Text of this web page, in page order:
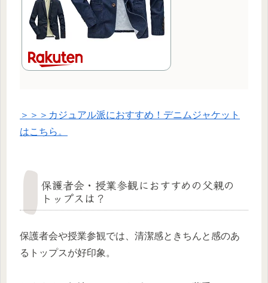
＞＞＞カジュアル派におすすめ！デニムジャケット
はこちら。
保護者会・授業参観におすすめの父親の
トップスは？
保護者会や授業参観では、清潔感ときちんと感のあ
るトップスが好印象。